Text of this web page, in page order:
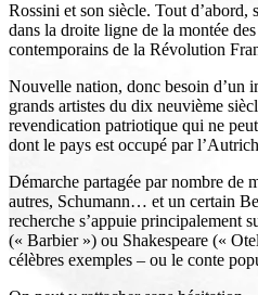
Rossini et son siècle. Tout d’abord,
dans la droite ligne de la montée
contemporains de la Révolution
Nouvelle nation, donc besoin d’un
grands artistes du dix neuvième
revendication patriotique qui ne
dont le pays est occupé par
Démarche partagée par nombre de
autres, Schumann… et un certain
recherche s’appuie principalement
(« Barbier ») ou Shakespeare («
célèbres exemples – ou le conte